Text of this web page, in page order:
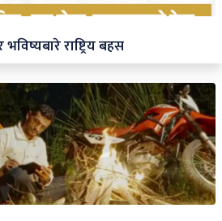
राष्ट्रिय बहस